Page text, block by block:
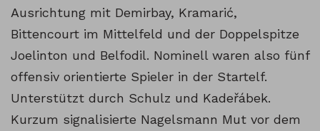
Ausrichtung mit Demirbay, Kramarić,
Bittencourt im Mittelfeld und der Doppelspitze
Joelinton und Belfodil. Nominell waren also fünf
offensiv orientierte Spieler in der Startelf.
Unterstützt durch Schulz und Kadeřábek.
Kurzum signalisierte Nagelsmann Mut vor dem